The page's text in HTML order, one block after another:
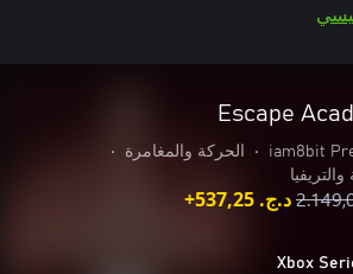
Escape
iam8bit
• الحركة والمغامرة
•
والتريفيا
د.ج.‏ 537,25+